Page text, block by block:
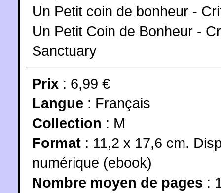
Un Petit coin de bonheur -
Un Petit Coin de Bonheur -
Sanctuary
Prix : 6,99 €
Langue : Français
Collection : M
Format : 11,2 x 17,6 cm.
numérique (ebook)
Nombre moyen de pages :